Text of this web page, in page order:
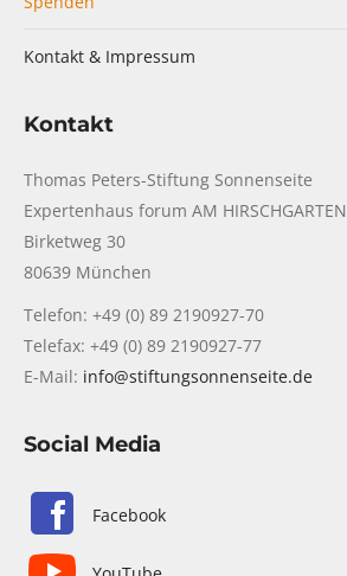
Kontakt & Impressum
Kontakt
Thomas Peters-Stiftung Sonnenseite
Expertenhaus forum AM HIRSCHGARTEN
Birketweg 30
80639 München
Telefon: +49 (0) 89 2190927-70
Telefax: +49 (0) 89 2190927-77
E-Mail: info@stiftungsonnenseite.de
Social Media
Facebook